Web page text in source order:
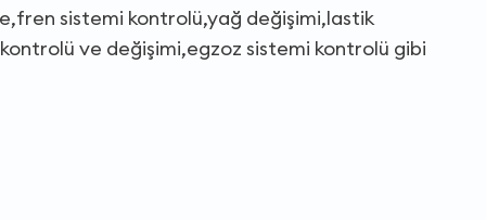
sistemi kontrolü,yağ değişimi,lastik
ve değişimi,egzoz sistemi kontrolü gibi